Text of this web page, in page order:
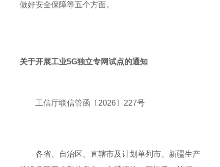
做好安全保障等五个方面。
关于开展工业5G独立专网试点的通知
工信厅联信管函〔2026〕227号
各省、自治区、直辖市及计划单列市、新疆生产